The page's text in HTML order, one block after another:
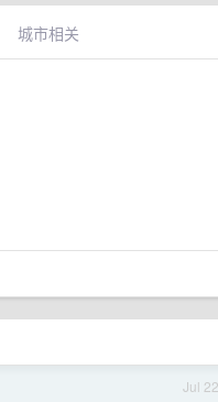
城市相关
Jul 22